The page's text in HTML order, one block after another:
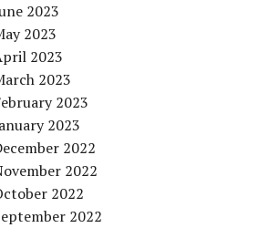
2023
2023
2023
2023
2023
2023
2022
2022
2022
2022